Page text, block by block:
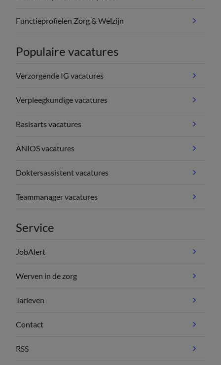
Functieprofielen Zorg & Welzijn
Populaire vacatures
Verzorgende IG vacatures
Verpleegkundige vacatures
Basisarts vacatures
ANIOS vacatures
Doktersassistent vacatures
Teammanager vacatures
Service
JobAlert
Werven in de zorg
Tarieven
Contact
RSS